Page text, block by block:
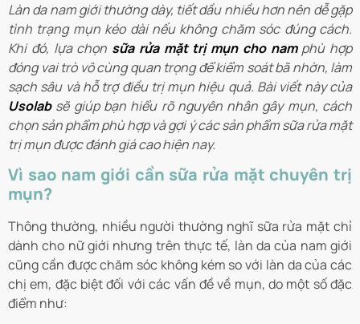
Làn da nam giới thường dày, tiết dầu nhiều hơn nên dễ gặp
tình trạng mụn kéo dài nếu không chăm sóc đúng cách.
Khi đó, lựa chọn sữa rửa mặt trị mụn cho namphù hợp
đóng vai trò vô cùng quan trọng để kiểm soát bã nhờn, làm
sạch sâu và hỗ trợ điều trị mụn hiệu quả. Bài viết này của
Usolabsẽ giúp bạn hiểu rõ nguyên nhân gây mụn, cách
chọn sản phẩm phù hợp và gợi ý các sản phẩm sữa rửa mặt
trị mụn được đánh giá cao hiện nay.
Vì sao nam giới cần sữa rửa mặt chuyên trị
mụn?
Thông thường, nhiều người thường nghĩ sữa rửa mặt chỉ
dành cho nữ giới nhưng trên thực tế, làn da của nam giới
cũng cần được chăm sóc không kém so với làn da của các
chị em, đặc biệt đối với các vấn đề về mụn, do một số đặc
điểm như: